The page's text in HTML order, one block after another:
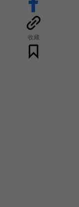
收藏